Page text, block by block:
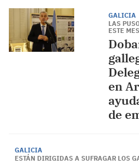
GALICIA
LAS
ESTE
en
de
GALICIA
ESTÁN DIRIGIDAS A SUFRAGAR LOS